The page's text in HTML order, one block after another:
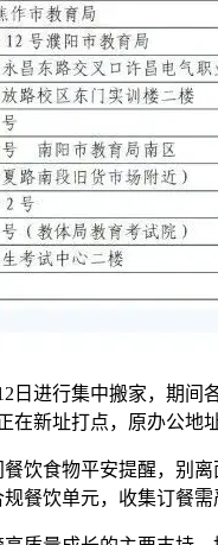
进行集中搬家，期间
在新址打点，原办公地
食物平安提醒，别离
餐饮单元，收集订餐